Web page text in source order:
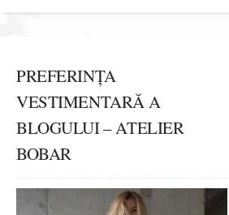
PREFERINȚA
VESTIMENTARĂ A
BLOGULUI – ATELIER
BOBAR